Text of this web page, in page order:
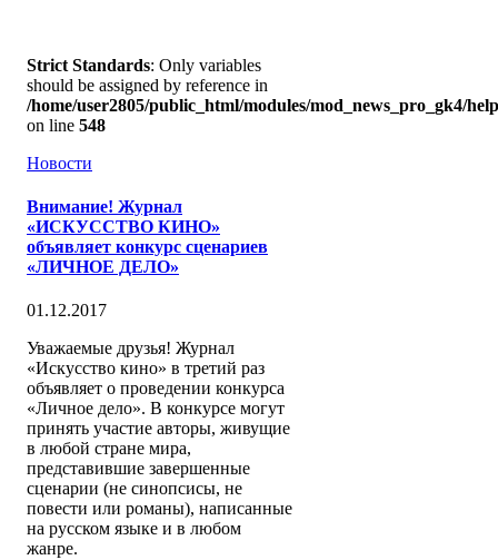
Strict Standards: Only variables
should be assigned by reference in
/home/user2805/public_html/modules/mod_news_pro_gk4/
on line 548
Новости
Внимание! Журнал
«ИСКУССТВО КИНО»
объявляет конкурс сценариев
«ЛИЧНОЕ ДЕЛО»
01.12.2017
Уважаемые друзья! Журнал
«Искусство кино» в третий раз
объявляет о проведении конкурса
«Личное дело». В конкурсе могут
принять участие авторы, живущие
в любой стране мира,
представившие завершенные
сценарии (не синопсисы, не
повести или романы), написанные
на русском языке и в любом
жанре.